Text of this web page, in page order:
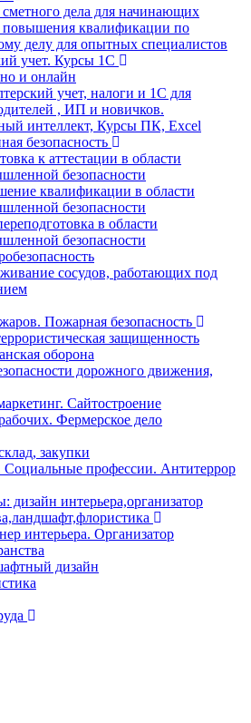
дела для начинающих
повышения квалификации по
делу для опытных специалистов
учет. Курсы 1С
и онлайн
учет, налоги и 1С для
, ИП и новичков.
интеллект, Курсы ПК, Excel
безопасность
к аттестации в области
безопасности
квалификации в области
безопасности
в области
безопасности
сосудов, работающих под
Пожарная безопасность
защищенность
оборона
дорожного движения,
Сайтостроение
Фермерское дело
закупки
Социальные профессии. Антитеррор
дизайн интерьера,организатор
интерьера. Организатор
дизайн